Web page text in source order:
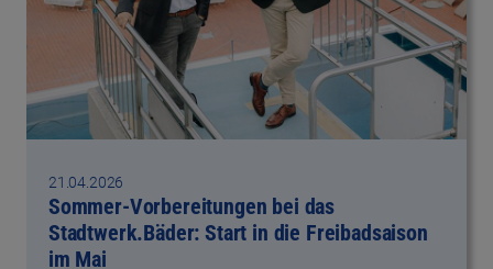
21.04.2026
Sommer-Vorbereitungen bei das
Stadtwerk.Bäder: Start in die Freibadsaison
im Mai